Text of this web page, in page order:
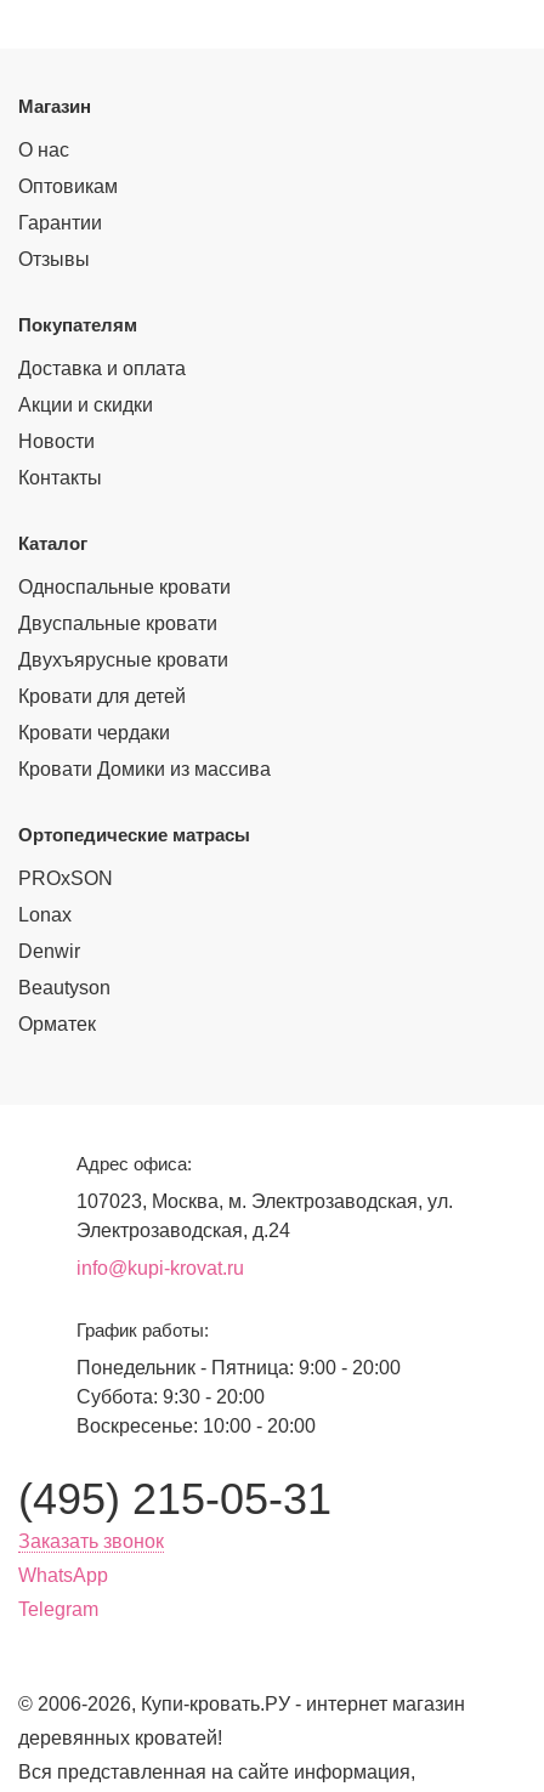
Магазин
О нас
Оптовикам
Гарантии
Отзывы
Покупателям
Доставка и оплата
Акции и скидки
Новости
Контакты
Каталог
Односпальные кровати
Двуспальные кровати
Двухъярусные кровати
Кровати для детей
Кровати чердаки
Кровати Домики из массива
Ортопедические матрасы
PROxSON
Lonax
Denwir
Beautyson
Орматек
Адрес офиса:
107023, Москва, м. Электрозаводская, ул.
Электрозаводская, д.24
info@kupi-krovat.ru
График работы:
Понедельник - Пятница: 9:00 - 20:00
Суббота: 9:30 - 20:00
Воскресенье: 10:00 - 20:00
(495) 215-05-31
Заказать звонок
WhatsApp
Telegram
© 2006-2026, Купи-кровать.РУ - интернет магазин
деревянных кроватей!
Вся представленная на сайте информация,